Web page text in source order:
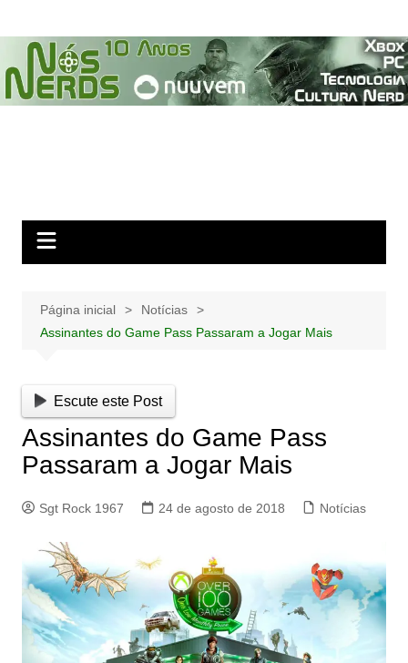
para
conteúdo
Página inicial
Notícias
Assinantes do Game Pass Passaram a Jogar Mais
Escute este Post
Assinantes do Game Pass
Passaram a Jogar Mais
Sgt Rock 1967 24 de agosto de 2018 Notícias